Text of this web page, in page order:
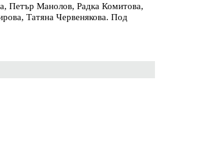
Петър Манолов, Радка Комитова,
Татяна Червенякова. Под